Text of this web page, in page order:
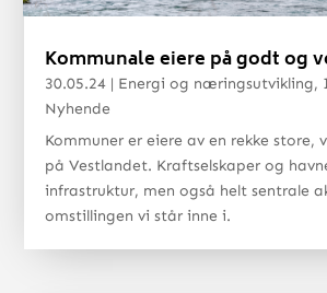
Kommunale eiere på godt og
30.05.24 | Energi og næringsutvikling,
Nyhende
Kommuner er eiere av en rekke store,
på Vestlandet. Kraftselskaper og
infrastruktur, men også helt sentrale
omstillingen vi står inne i.